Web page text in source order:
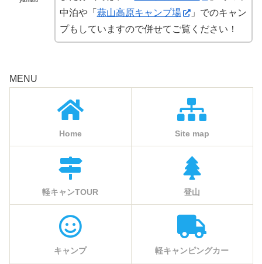
中泊や「 蒜山高原キャンプ場
」でのキャン
プもしていますので併せてご覧ください！
MENU
Home Site map
軽キャンTOUR 登山
キャンプ 軽キャンピングカー